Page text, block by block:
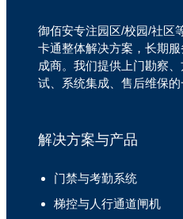
御佰安专注园区/校园/社区
卡通整体解决方案，长期
成商。我们提供上门勘察
试、系统集成、售后维保的
解决方案与产品
门禁与考勤系统
梯控与人行通道闸机